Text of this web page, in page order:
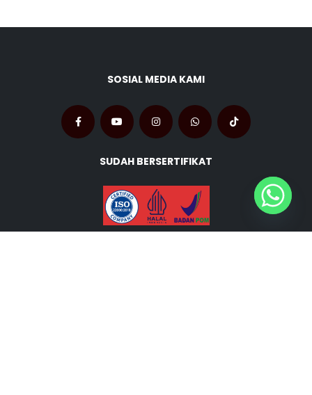
SOSIAL MEDIA KAMI
SUDAH BERSERTIFIKAT